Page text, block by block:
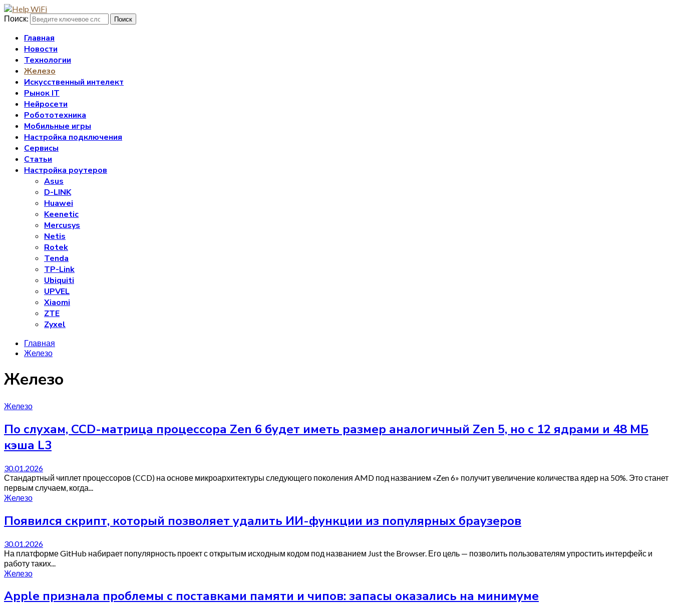
Поиск: Поиск
Главная
Новости
Технологии
Железо
Искусственный интелект
Рынок IT
Нейросети
Робототехника
Мобильные игры
Настройка подключения
Сервисы
Статьи
Настройка роутеров
Asus
D-LINK
Huawei
Keenetic
Mercusys
Netis
Rotek
Tenda
TP-Link
Ubiquiti
UPVEL
Xiaomi
ZTE
Zyxel
Главная
Железо
Железо
Железо
По слухам, CCD-матрица процессора Zen 6 будет иметь размер аналогичный Zen 5, но с 12 ядрами и 48 МБ
кэша L3
30.01.2026
Стандартный чиплет процессоров (CCD) на основе микроархитектуры следующего поколения AMD под названием «Zen 6» получит увеличение количества ядер на 50%. Это станет
первым случаем, когда...
Железо
Появился скрипт, который позволяет удалить ИИ-функции из популярных браузеров
30.01.2026
На платформе GitHub набирает популярность проект с открытым исходным кодом под названием Just the Browser. Его цель — позволить пользователям упростить интерфейс и
работу таких...
Железо
Apple признала проблемы с поставками памяти и чипов: запасы оказались на минимуме